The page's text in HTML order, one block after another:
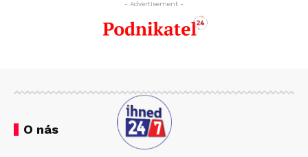
- Advertisement -
O nás